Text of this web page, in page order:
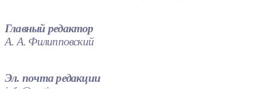
Главный редактор
А. А. Филипповский
Эл. почта редакции